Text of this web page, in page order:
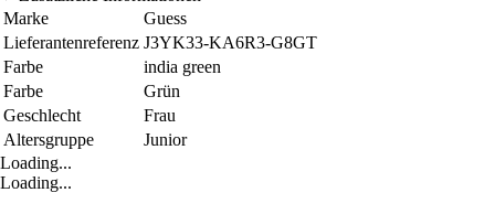
Marke
Guess
Lieferantenreferenz J3YK33-KA6R3-G8GT
Farbe
india green
Farbe
Grün
Geschlecht
Frau
Altersgruppe
Junior
Loading...
Loading...